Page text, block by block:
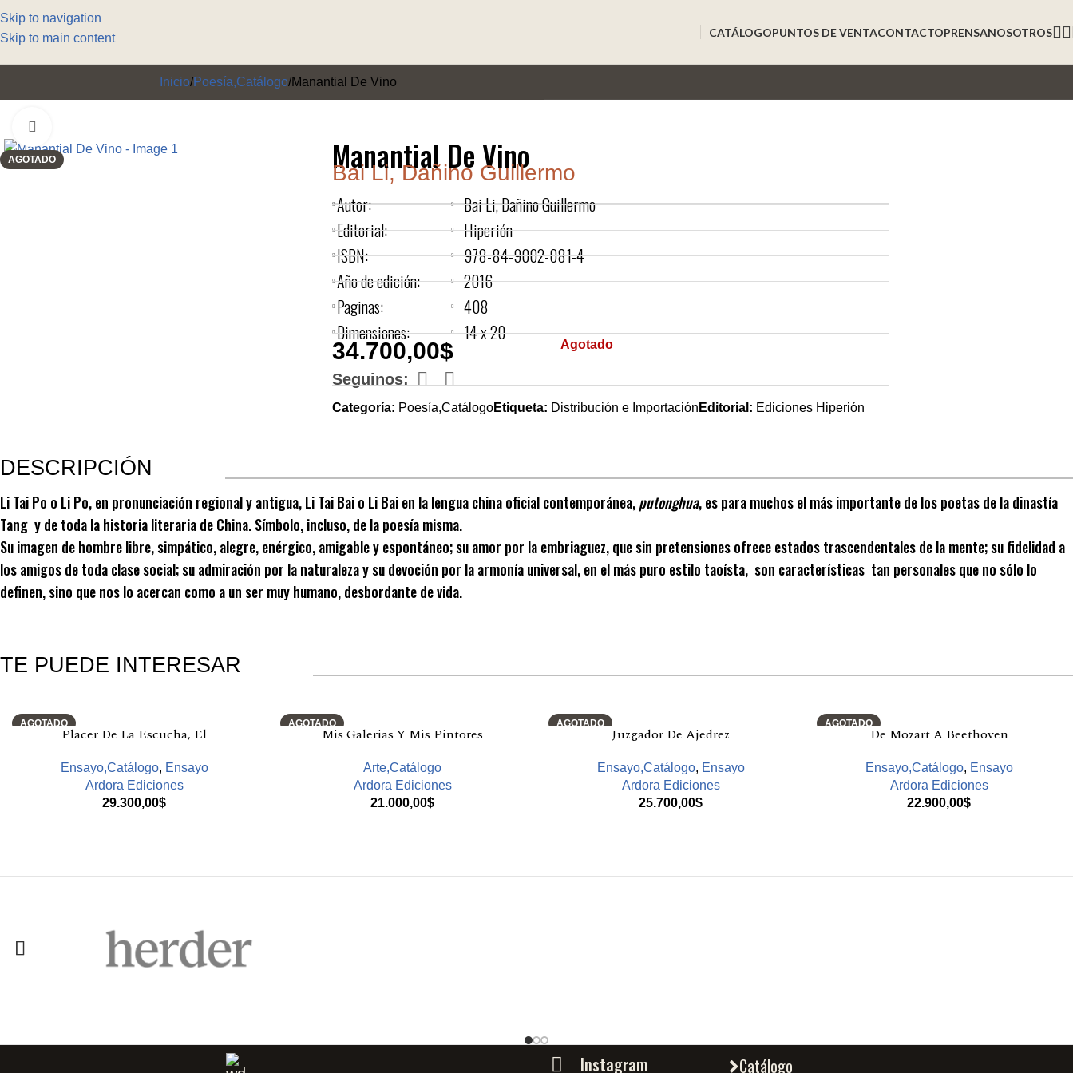
Skip to navigation
Skip to main content
CATÁLOGOPUNTOS DE VENTACONTACTOPRENSANOSOTROS
Inicio Poesía,Catálogo Manantial De Vino
AGOTADO Manantial De Vino
Bai Li, Dañino Guillermo
Autor:
Editorial:
ISBN:
Año de edición:
Paginas:
Dimensiones:
Bai Li, Dañino Guillermo
Hiperión
978-84-9002-081-4
2016
408
14 x 20
34.700,00$ Agotado
Seguinos:
Categoría: Poesía,CatálogoEtiqueta: Distribución e Importación Editorial: Ediciones Hiperión
DESCRIPCIÓN
Li Tai Po o Li Po, en pronunciación regional y antigua, Li Tai Bai o Li Bai en la lengua china oficial contemporánea,putonghua, es para muchos el más importante de los poetas de la dinastía
Tang y de toda la historia literaria de China. Símbolo, incluso, de la poesía misma.
Su imagen de hombre libre, simpático, alegre, enérgico, amigable y espontáneo; su amor por la embriaguez, que sin pretensiones ofrece estados trascendentales de la mente; su fidelidad a
los amigos de toda clase social; su admiración por la naturaleza y su devoción por la armonía universal, en el más puro estilo taoísta, son características tan personales que no sólo lo
definen, sino que nos lo acercan como a un ser muy humano, desbordante de vida.
TE PUEDE INTERESAR
AGOTADO
Placer De La Escucha, El
Ensayo,Catálogo, Ensayo
Ardora Ediciones
29.300,00$
AGOTADO
Mis Galerias Y Mis Pintores
Arte,Catálogo
Ardora Ediciones
21.000,00$
AGOTADO
Juzgador De Ajedrez
Ensayo,Catálogo, Ensayo
Ardora Ediciones
25.700,00$
AGOTADO
De Mozart A Beethoven
Ensayo,Catálogo, Ensayo
Ardora Ediciones
22.900,00$
Instagram Catálogo